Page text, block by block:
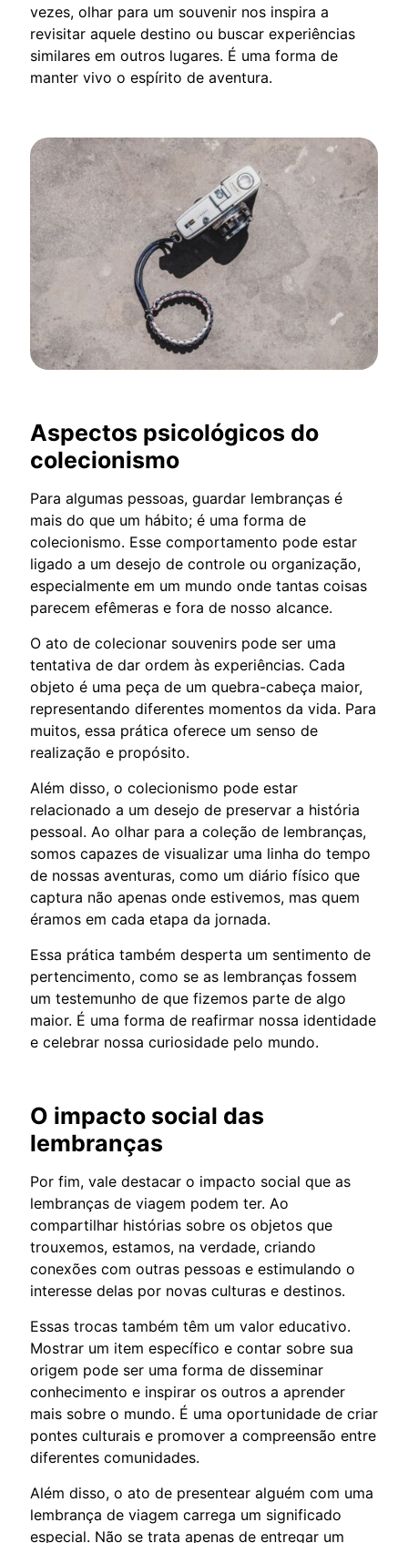
vezes, olhar para um souvenir nos inspira a
revisitar aquele destino ou buscar experiências
similares em outros lugares. É uma forma de
manter vivo o espírito de aventura.
Aspectos psicológicos do
colecionismo
Para algumas pessoas, guardar lembranças é
mais do que um hábito; é uma forma de
colecionismo. Esse comportamento pode estar
ligado a um desejo de controle ou organização,
especialmente em um mundo onde tantas coisas
parecem efêmeras e fora de nosso alcance.
O ato de colecionar souvenirs pode ser uma
tentativa de dar ordem às experiências. Cada
objeto é uma peça de um quebra-cabeça maior,
representando diferentes momentos da vida. Para
muitos, essa prática oferece um senso de
realização e propósito.
Além disso, o colecionismo pode estar
relacionado a um desejo de preservar a história
pessoal. Ao olhar para a coleção de lembranças,
somos capazes de visualizar uma linha do tempo
de nossas aventuras, como um diário físico que
captura não apenas onde estivemos, mas quem
éramos em cada etapa da jornada.
Essa prática também desperta um sentimento de
pertencimento, como se as lembranças fossem
um testemunho de que fizemos parte de algo
maior. É uma forma de reafirmar nossa identidade
e celebrar nossa curiosidade pelo mundo.
O impacto social das
lembranças
Por fim, vale destacar o impacto social que as
lembranças de viagem podem ter. Ao
compartilhar histórias sobre os objetos que
trouxemos, estamos, na verdade, criando
conexões com outras pessoas e estimulando o
interesse delas por novas culturas e destinos.
Essas trocas também têm um valor educativo.
Mostrar um item específico e contar sobre sua
origem pode ser uma forma de disseminar
conhecimento e inspirar os outros a aprender
mais sobre o mundo. É uma oportunidade de criar
pontes culturais e promover a compreensão entre
diferentes comunidades.
Além disso, o ato de presentear alguém com uma
lembrança de viagem carrega um significado
especial. Não se trata apenas de entregar um